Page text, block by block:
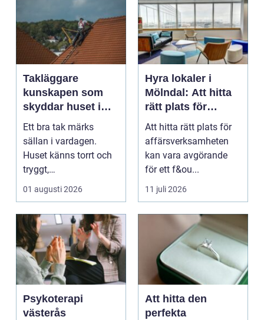
Takläggare
kunskapen som
skyddar huset i
längden
Ett bra tak märks
sällan i vardagen.
Huset känns torrt och
tryggt,
inomhusklimatet
fungerar och ener...
01 augusti 2026
Hyra lokaler i
Mölndal: Att hitta
rätt plats för
affärsverksamhete
Att hitta rätt plats för
affärsverksamheten
kan vara avgörande
för ett f&ou...
11 juli 2026
Psykoterapi
västerås
Att hitta den
perfekta